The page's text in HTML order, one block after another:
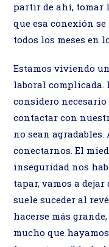
partir de ahí, tomar
que esa conexión
todos los meses en
Estamos viviendo
laboral complicada.
considero
contactar con
no sean
conectarnos. El
inseguridad nos
tapar, vamos a
suele suceder al
hacerse más
mucho que